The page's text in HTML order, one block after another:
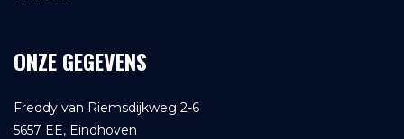
ONZE GEGEVENS
Freddy van Riemsdijkweg 2-6
5657 EE, Eindhoven